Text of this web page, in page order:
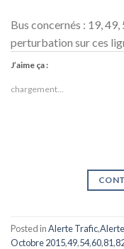
Bus concernés : 19,
perturbation sur ces
J’aime ça :
chargement…
Posted inAlerte Trafic,
Octobre 2015,49,54,60,81,